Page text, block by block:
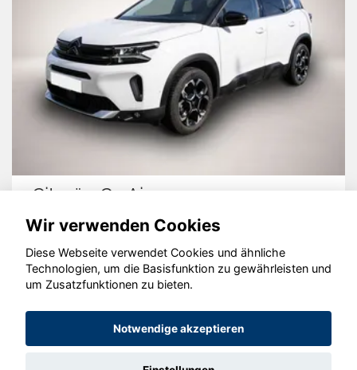
Citroën C5 Aircross
© konjunkturmotor.de GmbH 2020 - 2026
Wir verwenden Cookies
Diese Webseite verwendet Cookies und ähnliche
Technologien, um die Basisfunktion zu gewährleisten und
um Zusatzfunktionen zu bieten.
Notwendige akzeptieren